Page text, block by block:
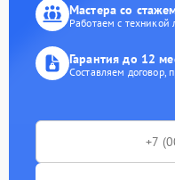
Мастера со
Работаем с техникой
Гарантия до 12
Составляем договор,